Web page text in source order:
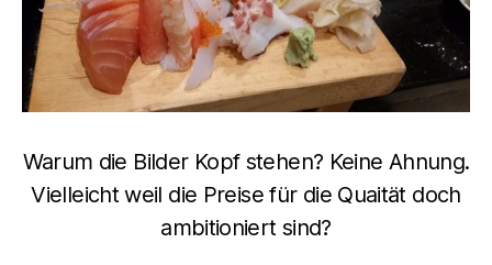
Warum die Bilder Kopf stehen? Keine Ahnung.
Vielleicht weil die Preise für die Quaität doch
ambitioniert sind?